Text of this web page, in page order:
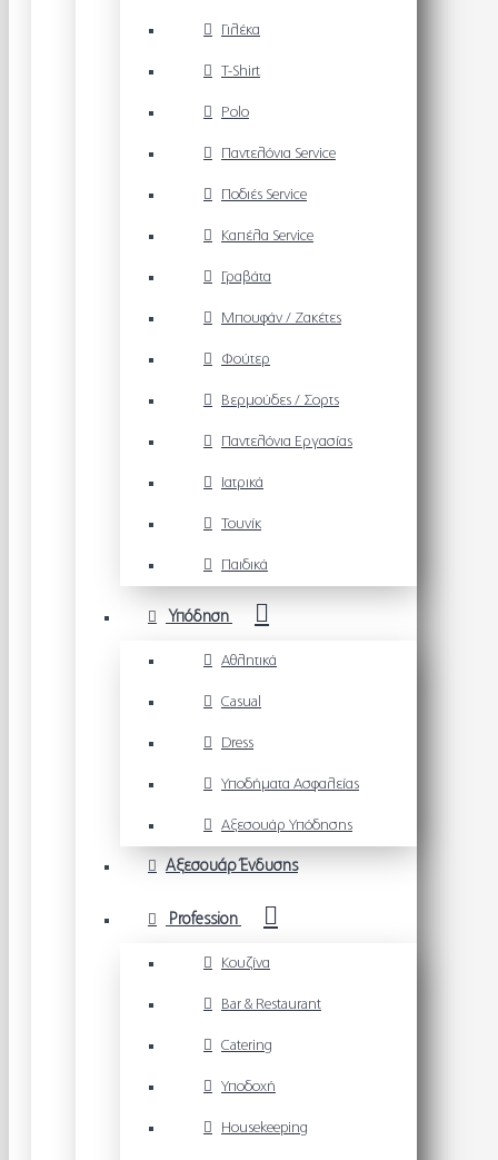
Γιλέκα
T-Shirt
Polo
Παντελόνια Service
Ποδιές Service
Καπέλα Service
Γραβάτα
Μπουφάν / Ζακέτες
Φούτερ
Βερμούδες / Σορτς
Παντελόνια Εργασίας
Ιατρικά
Τουνίκ
Παιδικά
Υπόδηση
Αθλητικά
Casual
Dress
Υποδήματα Ασφαλείας
Αξεσουάρ Υπόδησης
Αξεσουάρ Ένδυσης
Profession
Κουζίνα
Bar & Restaurant
Catering
Υποδοχή
Housekeeping